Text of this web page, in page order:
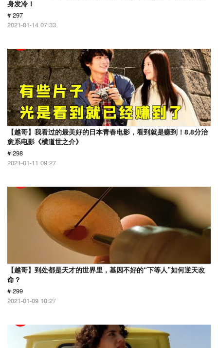
身发冷！
# 297
2021-01-14 07:33
【越哥】我看过的最美好的日本青春电影，看到就是赚到！8.8分治
愈系电影《横道世之介》
# 298
2021-01-11 09:27
【越哥】到处都是天才的世界里，基因不好的“下等人”如何逆天改
命？
# 299
2021-01-09 10:27